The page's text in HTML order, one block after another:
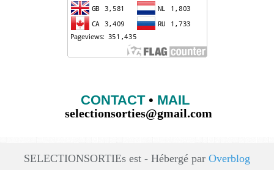
CONTACT• MAIL
selectionsorties@gmail.com
SELECTIONSORTIEs est - Hébergé par Overblog